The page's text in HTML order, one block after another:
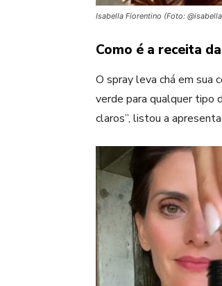
Isabella Fiorentino (Foto:
Como é a receita
O spray leva chá em sua
verde para qualquer tipo
claros”, listou a